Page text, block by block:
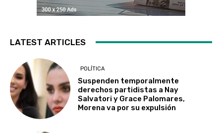
LATEST ARTICLES
POLÍTICA
Suspenden temporalmente
derechos partidistas a Nay
Salvatori y Grace Palomares,
Morena va por su expulsión